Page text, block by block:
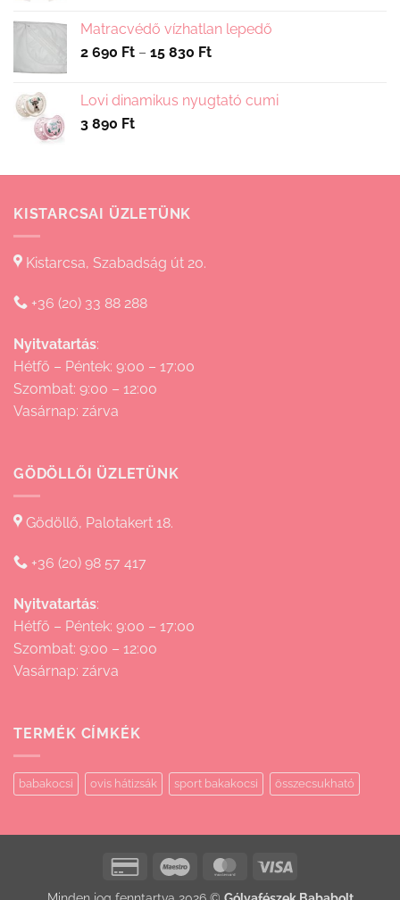
Matracvédő vízhatlan lepedő
2 690 Ft – 15 830 FtÁrtartomány:
-
Lovi dinamikus nyugtató cumi
3 890 Ft
KISTARCSAI ÜZLETÜNK
Kistarcsa, Szabadság út 20.
+36 (20) 33 88 288
Nyitvatartás:
Hétfő – Péntek: 9:00 – 17:00
Szombat: 9:00 – 12:00
Vasárnap: zárva
GÖDÖLLŐI ÜZLETÜNK
Gödöllő, Palotakert 18.
+36 (20) 98 57 417
Nyitvatartás:
Hétfő – Péntek: 9:00 – 17:00
Szombat: 9:00 – 12:00
Vasárnap: zárva
TERMÉK CÍMKÉK
babakocsi ovis hátizsák sport bakakocsi összecsukható
Credit
Maestro MasterCard